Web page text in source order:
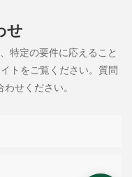
せ
特定の要件に応えること
トをご覧ください。質問
せください。